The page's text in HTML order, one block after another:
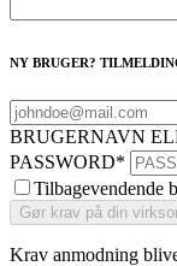
NY BRUGER?
BRUGERNAVN
PASSWORD*
Tilbagevendende
Krav anmodning